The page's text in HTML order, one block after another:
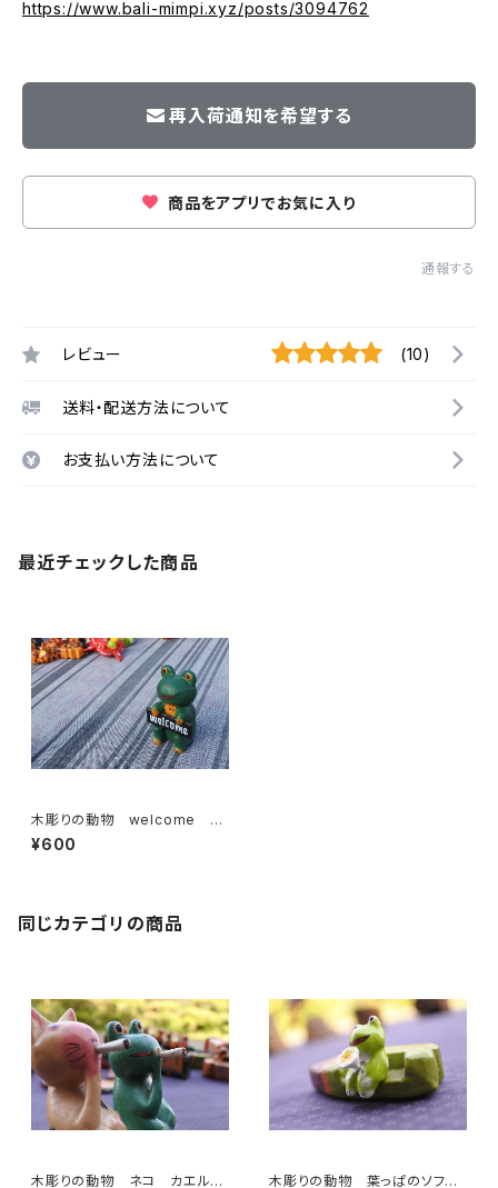
https://www.bali-mimpi.xyz/posts/3094762
再入荷通知を希望する
商品をアプリでお気に入り
通報する
レビュー (10)
送料・配送方法について
お支払い方法について
最近チェックした商品
木彫りの動物 welcome カ
エル
¥600
同じカテゴリの商品
木彫りの動物 ネコ カエル 木彫りの動物 葉っぱのソフ